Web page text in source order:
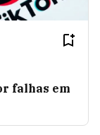
falhas em